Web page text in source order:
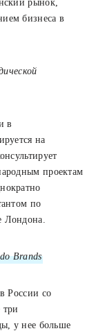
рынок,
бизнеса в
в
на
проектам
по
Лондона.
Brands
России со
три
у нее больше